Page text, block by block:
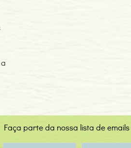
Faça parte da nossa lista de emails